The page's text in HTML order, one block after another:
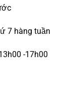
7 hàng tuần
-17h00